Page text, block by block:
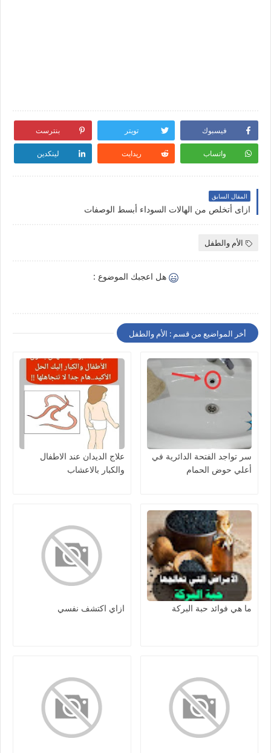
فيسبوك تويتر بنترست
واتساب ريدايت لينكدين
المقال السابق
ازاى أتخلص من الهالات السوداء أبسط الوصفات
الأم والطفل
هل اعجبك الموضوع :
أخر المواضيع من قسم : الأم والطفل
سر تواجد الفتحة الدائرية في
أعلي حوض الحمام
علاج الديدان عند الاطفال
والكبار بالاعشاب
ما هي فوائد حبة البركة ازاي اكتشف نفسي